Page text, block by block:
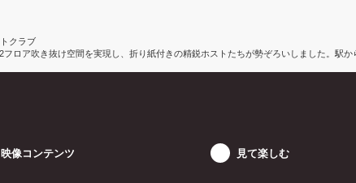
クラブ
ロア吹き抜け空間を実現し、折り紙付きの精鋭ホストたちが勢ぞろいしました。駅
映像コンテンツ 見て楽しむ